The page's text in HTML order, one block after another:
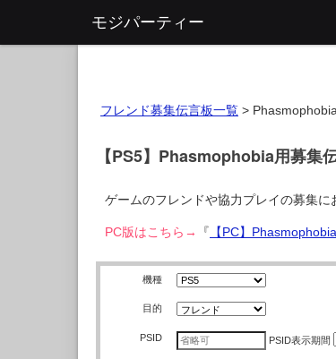
モジパーティー
フレンド募集伝言板一覧 > Phasmophobia
【PS5】Phasmophobia用募集
ゲームのフレンドや協力プレイの募集に
PC版はこちら→ 『 【PC】
機種
目的
PSID PSID表示期間